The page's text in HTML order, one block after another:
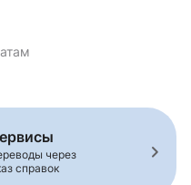
через
справок